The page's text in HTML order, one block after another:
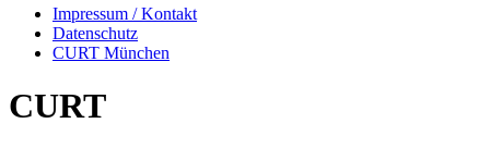
Impressum / Kontakt
Datenschutz
CURT München
CURT